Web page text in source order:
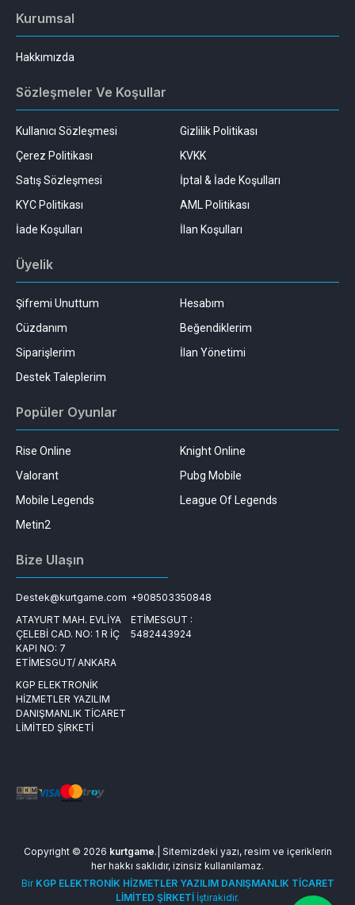
Kurumsal
Hakkımızda
Sözleşmeler Ve Koşullar
Kullanıcı Sözleşmesi
Gizlilik Politikası
Çerez Politikası
KVKK
Satış Sözleşmesi
İptal & İade Koşulları
KYC Politikası
AML Politikası
İade Koşulları
İlan Koşulları
Üyelik
Şifremi Unuttum
Hesabım
Cüzdanım
Beğendiklerim
Siparişlerim
İlan Yönetimi
Destek Taleplerim
Popüler Oyunlar
Rise Online
Knight Online
Valorant
Pubg Mobile
Mobile Legends
League Of Legends
Metin2
Bize Ulaşın
Destek@kurtgame.com +908503350848
ATAYURT MAH. EVLİYA
ÇELEBİ CAD. NO: 1 R İÇ
KAPI NO: 7
ETİMESGUT/ ANKARA
ETİMESGUT :
5482443924
KGP ELEKTRONİK
HİZMETLER YAZILIM
DANIŞMANLIK TİCARET
LİMİTED ŞİRKETİ
Copyright © 2026 kurtgame.| Sitemizdeki yazı, resim ve içeriklerin
her hakkı saklıdır, izinsiz kullanılamaz.
Bir KGP ELEKTRONİK HİZMETLER YAZILIM DANIŞMANLIK TİCARET
LİMİTED ŞİRKETİ İştirakidir.